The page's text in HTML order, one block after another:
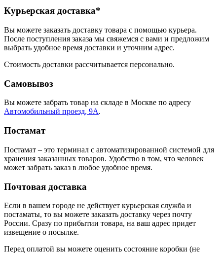
Курьерская доставка*
Вы можете заказать доставку товара с помощью курьера.
После поступления заказа мы свяжемся с вами и предложим
выбрать удобное время доставки и уточним адрес.
Стоимость доставки рассчитывается персонально.
Самовывоз
Вы можете забрать товар на складе в Москве по адресу
Автомобильный проезд, 9А.
Постамат
Постамат – это терминал с автоматизированной системой для
хранения заказанных товаров. Удобство в том, что человек
может забрать заказ в любое удобное время.
Почтовая доставка
Если в вашем городе не действует курьерская служба и
постаматы, то вы можете заказать доставку через почту
России. Сразу по прибытии товара, на ваш адрес придет
извещение о посылке.
Перед оплатой вы можете оценить состояние коробки (не